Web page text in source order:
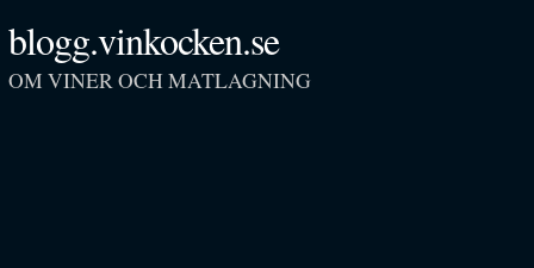
blogg.vinkocken.se
OM VINER OCH MATLAGNING